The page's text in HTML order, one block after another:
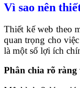
Vì sao nên
Thiết kế web theo
quan trọng cho
là một số lợi ích
Phân chia rõ ràng